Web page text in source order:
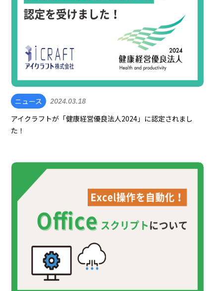
ニュース 2024.03.18
アイクラフトが「健康経営優良法人2024」に認定されまし
た！